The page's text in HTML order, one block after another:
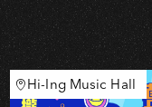
Hi-Ing Music Hall